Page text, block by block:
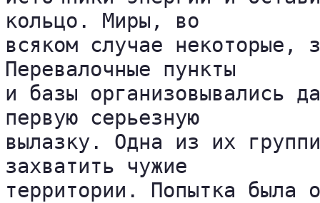
кольцо. Миры, во
всяком случае некоторые,
Перевалочные пункты
и базы организовывались
первую серьезную
вылазку. Одна из их
захватить чужие
территории. Попытка была